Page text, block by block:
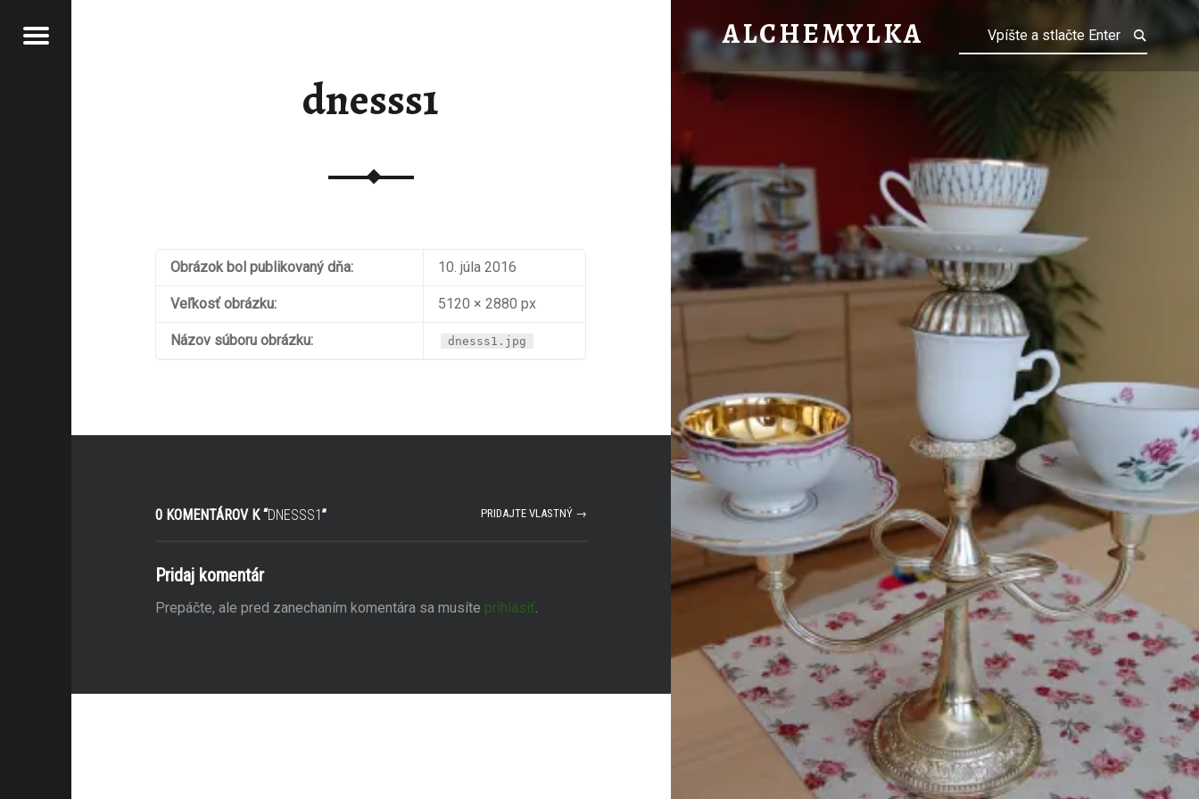
ALCHEMYLKA
Bylinková záhrada
Jedálny lístok
dnesss1
Obrázok bol publikovaný dňa: 10. júla 2016
Veľkosť obrázku: 5120 × 2880 px
Názov súboru obrázku: dnesss1.jpg
0 KOMENTÁROV K “DNESSS1” PRIDAJTE VLASTNÝ →
Pridaj komentár
Prepáčte, ale pred zanechaním komentára sa musíte prihlásiť.